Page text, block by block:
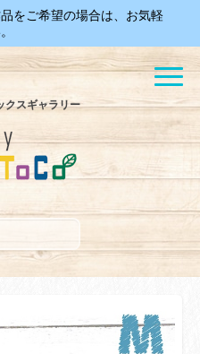
をご希望の場合は、お気軽
クスギャラリー